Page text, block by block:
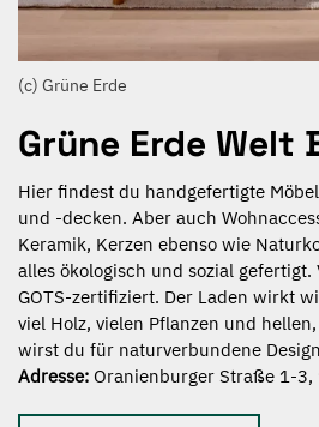
Grüne Erde Welt
Hier findest du handgefertigte
und -decken. Aber auch
Keramik, Kerzen ebenso wie
alles ökologisch und sozial gefertigt.
GOTS-zertifiziert. Der Laden wirkt
viel Holz, vielen Pflanzen und
wirst du für naturverbundene
Adresse: Oranienburger Straße 1-
(c) Grüne Erde